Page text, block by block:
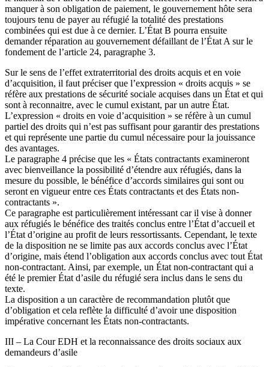
manquer à son obligation de paiement, le gouvernement hôte sera
toujours tenu de payer au réfugié la totalité des prestations
combinées qui est due à ce dernier. L’État B pourra ensuite
demander réparation au gouvernement défaillant de l’État A sur le
fondement de l’article 24, paragraphe 3.
Sur le sens de l’effet extraterritorial des droits acquis et en voie
d’acquisition, il faut préciser que l’expression « droits acquis » se
réfère aux prestations de sécurité sociale acquises dans un État et qui
sont à reconnaitre, avec le cumul existant, par un autre État.
L’expression « droits en voie d’acquisition » se réfère à un cumul
partiel des droits qui n’est pas suffisant pour garantir des prestations
et qui représente une partie du cumul nécessaire pour la jouissance
des avantages.
Le paragraphe 4 précise que les « États contractants examineront
avec bienveillance la possibilité d’étendre aux réfugiés, dans la
mesure du possible, le bénéfice d’accords similaires qui sont ou
seront en vigueur entre ces États contractants et des États non-
contractants ».
Ce paragraphe est particulièrement intéressant car il vise à donner
aux réfugiés le bénéfice des traités conclus entre l’État d’accueil et
l’État d’origine au profit de leurs ressortissants. Cependant, le texte
de la disposition ne se limite pas aux accords conclus avec l’État
d’origine, mais étend l’obligation aux accords conclus avec tout État
non-contractant. Ainsi, par exemple, un État non-contractant qui a
été le premier État d’asile du réfugié sera inclus dans le sens du
texte.
La disposition a un caractère de recommandation plutôt que
d’obligation et cela reflète la difficulté d’avoir une disposition
impérative concernant les États non-contractants.
III – La Cour EDH et la reconnaissance des droits sociaux aux
demandeurs d’asile